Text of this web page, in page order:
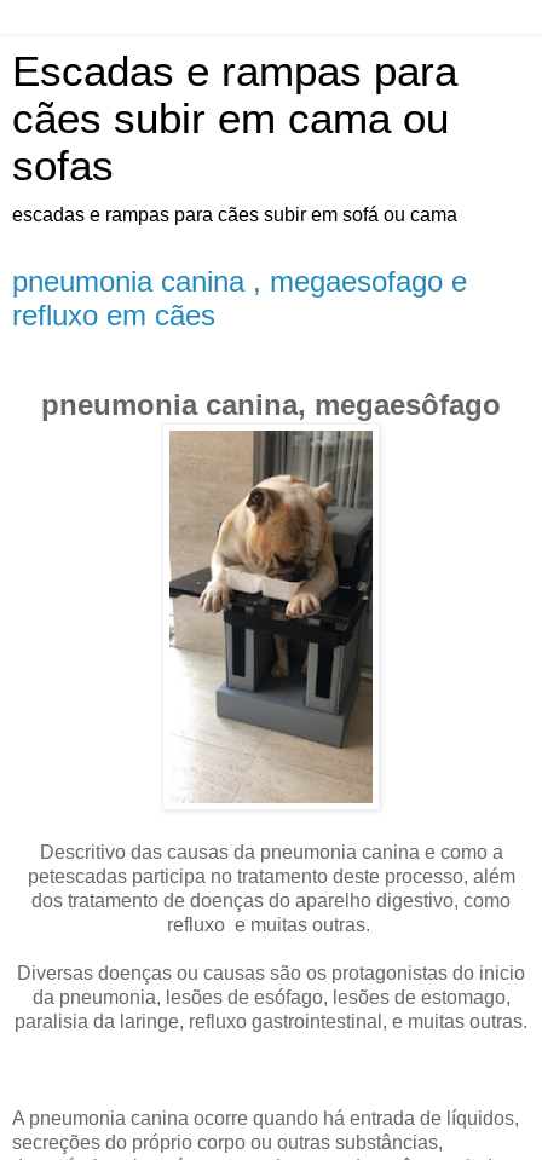
Escadas e rampas para
cães subir em cama ou
sofas
escadas e rampas para cães subir em sofá ou cama
pneumonia canina , megaesofago e
refluxo em cães
pneumonia canina, megaesôfago
Descritivo das causas da pneumonia canina e como a
petescadas participa no tratamento deste processo, além
dos tratamento de doenças do aparelho digestivo, como
refluxo e muitas outras.
Diversas doenças ou causas são os protagonistas do inicio
da pneumonia, lesões de esófago, lesões de estomago,
paralisia da laringe, refluxo gastrointestinal, e muitas outras.
A pneumonia canina ocorre quando há entrada de líquidos,
secreções do próprio corpo ou outras substâncias,